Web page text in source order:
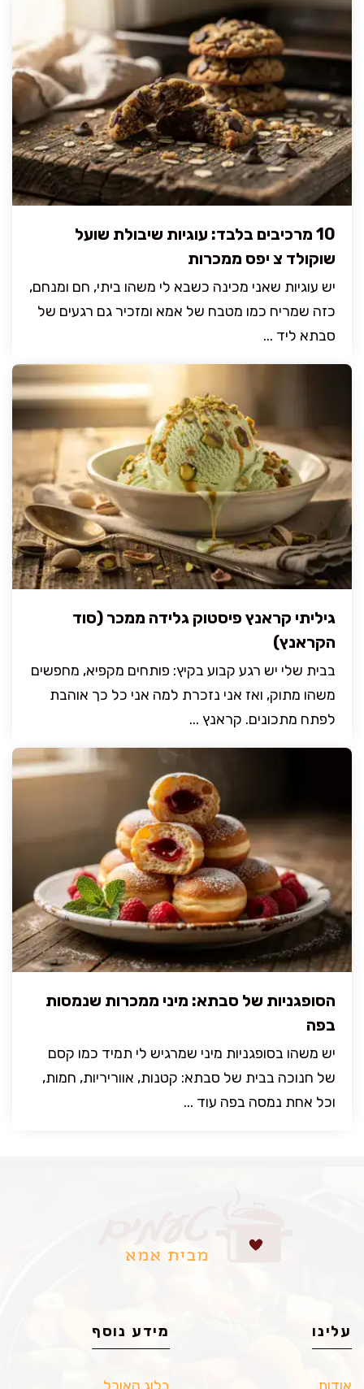
10 מרכיבים בלבד: עוגיות שיבולת שועל
שוקולד צ יפס ממכרות
יש עוגיות שאני מכינה כשבא לי משהו ביתי, חם ומנחם,
כזה שמריח כמו מטבח של אמא ומזכיר גם רגעים של
סבתא ליד ...
גיליתי קראנץ פיסטוק גלידה ממכר (סוד
הקראנץ)
בבית שלי יש רגע קבוע בקיץ: פותחים מקפיא, מחפשים
משהו מתוק, ואז אני נזכרת למה אני כל כך אוהבת
לפתח מתכונים. קראנץ ...
הסופגניות של סבתא: מיני ממכרות שנמסות
בפה
יש משהו בסופגניות מיני שמרגיש לי תמיד כמו קסם
של חנוכה בבית של סבתא: קטנות, אווריריות, חמות,
וכל אחת נמסה בפה עוד ...
עלינו מידע נוסף